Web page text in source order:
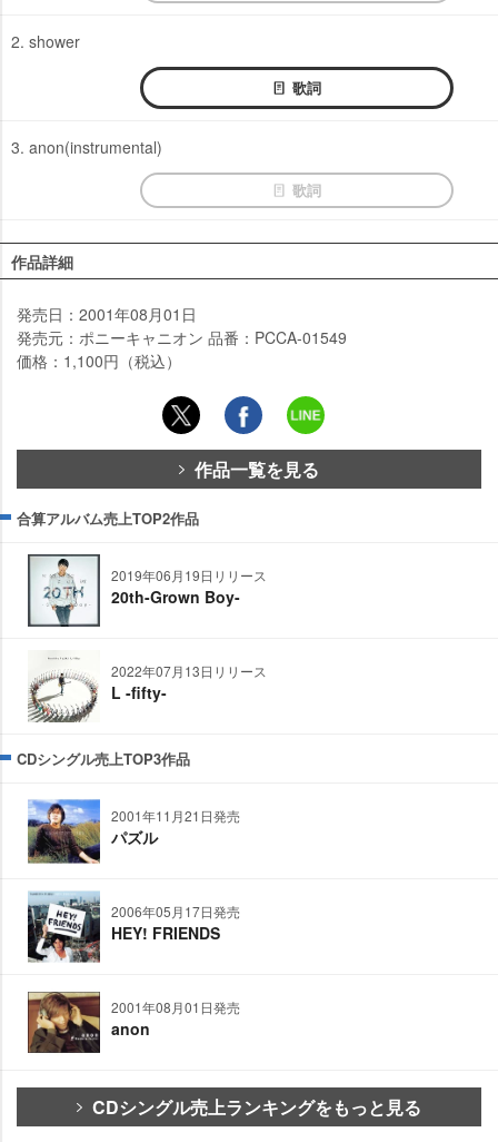
2. shower
歌詞
3. anon(instrumental)
歌詞
作品詳細
発売日：2001年08月01日
発売元：ポニーキャニオン 品番：PCCA-01549
価格：1,100円（税込）
作品一覧を見る
合算アルバム売上TOP2作品
2019年06月19日リリース
20th-Grown Boy-
2022年07月13日リリース
L -fifty-
CDシングル売上TOP3作品
2001年11月21日発売
パズル
2006年05月17日発売
HEY! FRIENDS
2001年08月01日発売
anon
CDシングル売上ランキングをもっと見る